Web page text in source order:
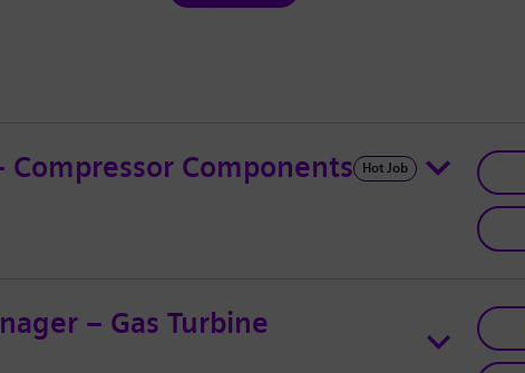
Compressor Components Hot Job
– Gas Turbine